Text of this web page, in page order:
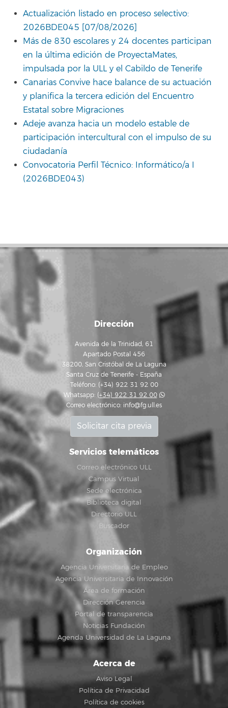
Actualización listado en proceso selectivo:
2026BDE045 [07/08/2026]
Más de 830 escolares y 24 docentes participan
en la última edición de ProyectaMates,
impulsada por la ULL y el Cabildo de Tenerife
Canarias Convive hace balance de su actuación
y planifica la tercera edición del Encuentro
Estatal sobre Migraciones
Adeje avanza hacia un modelo estable de
participación intercultural con el impulso de su
ciudadanía
Convocatoria Perfil Técnico: Informático/a I
(2026BDE043)
Dirección
Avenida de la Trinidad, 61
Apartado Postal 456
38200, San Cristóbal de La Laguna
Santa Cruz de Tenerife - España
Teléfono: (+34) 922 31 92 00
Whatsapp: (+34) 922 31 92 00
Correo electrónico: info@fg.ull.es
Solicitar cita previa
Servicios telemáticos
Correo electrónico ULL
Campus Virtual
Sede electrónica
Biblioteca digital
Directorio ULL
Buscador
Organización
Agencia Universitaria de Empleo
Agencia Universitaria de Innovación
Área de formación
Dirección Gerencia
Portal de transparencia
Noticias Fundación
Agenda Universidad de La Laguna
Acerca de
Aviso Legal
Política de Privacidad
Política de cookies